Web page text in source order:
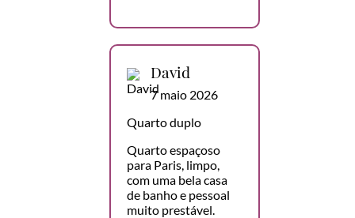
David
7 maio 2026
Quarto duplo
Quarto espaçoso
para Paris, limpo,
com uma bela casa
de banho e pessoal
muito prestável.